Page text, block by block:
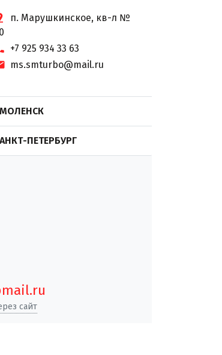
п. Марушкинское, кв-л №
+7 925 934 33 63
ms.smturbo@mail.ru
ПЕТЕРБУРГ
сайт